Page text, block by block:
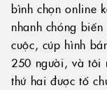
bình chọn online
nhanh chóng
cuộc, cúp hình
250 người, và tôi
thứ hai được tổ